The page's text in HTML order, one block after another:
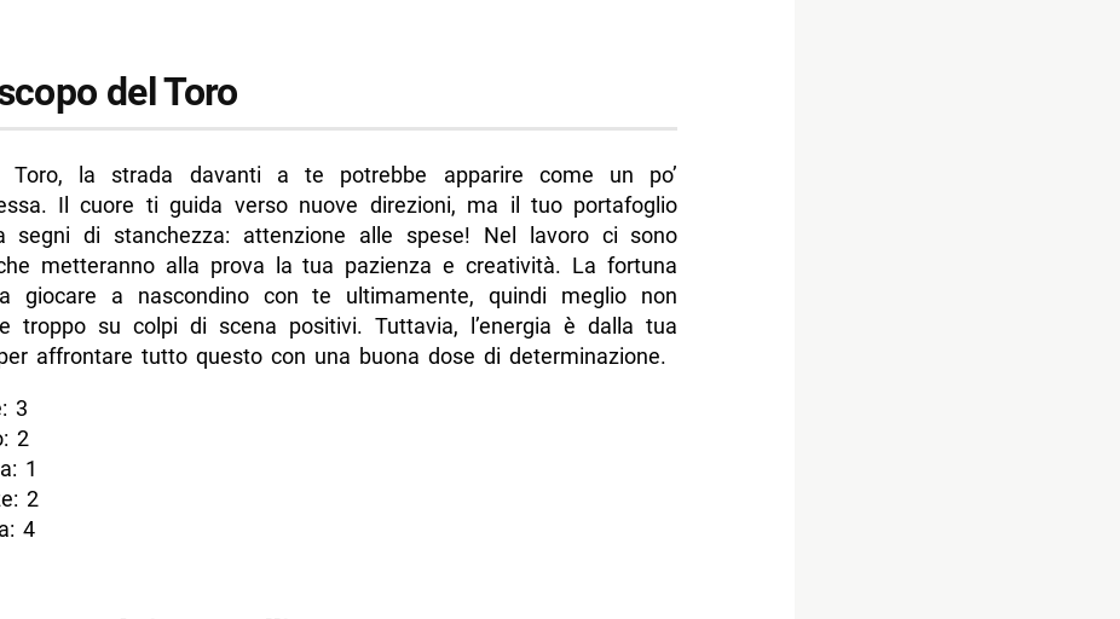
del Toro
Toro, la strada davanti a te potrebbe apparire come un po’
Il cuore ti guida verso nuove direzioni, ma il tuo portafoglio
segni di stanchezza: attenzione alle spese! Nel lavoro ci sono
metteranno alla prova la tua pazienza e creatività. La fortuna
giocare a nascondino con te ultimamente, quindi meglio non
troppo su colpi di scena positivi. Tuttavia, l’energia è dalla tua
affrontare tutto questo con una buona dose di determinazione.
3
2
1
2
4